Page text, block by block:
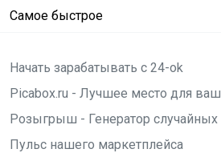
Самое быстрое
Начать зарабатывать с 24-ok
Picabox.ru - Лучшее место для
Розыгрыш - Генератор случайных
Пульс нашего маркетплейса